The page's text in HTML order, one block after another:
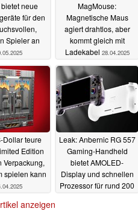
neue
für den
Spieler an
MagMouse:
Magnetische Maus
agiert drahtlos, aber
kommt gleich mit
Ladekabel 28.04.2025
Dollar teure
Edition
Verpackung,
spielen kann
Leak: Anbernic RG 557
Gaming-Handheld
bietet AMOLED-
Display und schnellen
Prozessor für rund 200
anzeigen